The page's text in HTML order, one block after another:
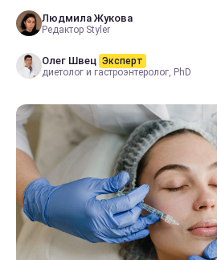
Людмила Жукова
Редактор Styler
Олег Швец Эксперт
диетолог и гастроэнтеролог, PhD